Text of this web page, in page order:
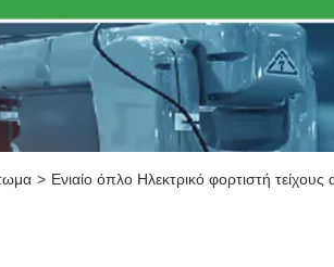
> Ενιαίο όπλο Ηλεκτρικό φορτιστή